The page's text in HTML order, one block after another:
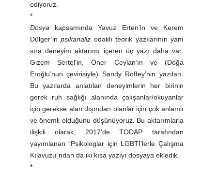
ediyoruz.
*
Dosya kapsamında Yavuz Erten’in ve Kerem
Dülger’inpsikanaliz odaklı teorik yazılarının yanı
sıra deneyim aktarımı içeren üç yazı daha var:
Gizem Sertel’in, Öner Ceylan’ın ve (Doğa
Eroğlu’nun çevirisiyle) Sandy Roffey’nin yazıları.
Bu yazılarda anlatılan deneyimlerin her birinin
gerek ruh sağlığı alanında çalışanlar/okuyanlar
için gerekse alan dışından olanlar için çok anlamlı
ve önemli olduğunu düşünüyoruz. Bu aktarımlarla
ilişkili olarak, 2017’de TODAP tarafından
yayımlanan “Psikologlar için LGBTİ’lerle Çalışma
Kılavuzu”ndan da iki kısa yazıyı dosyaya ekledik.
*